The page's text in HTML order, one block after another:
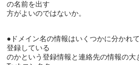
の名前を出す
●ドメイン名の情報はいくつかに分かれ
登録している
のかという登録情報と連絡先の情報の大